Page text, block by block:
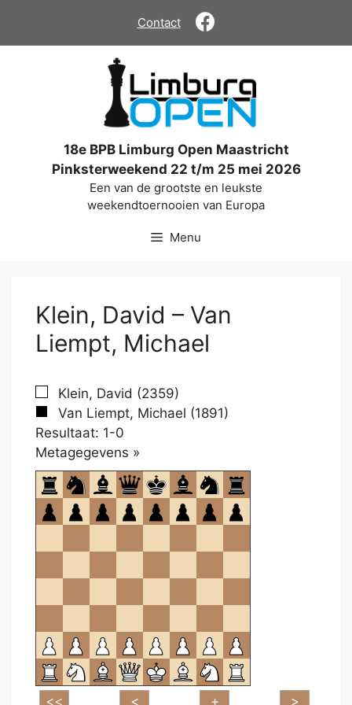
de
Contact
18e BPB Limburg Open Maastricht
Pinksterweekend 22 t/m 25 mei 2026
Een van de grootste en leukste
weekendtoernooien van Europa
Menu
Klein, David – Van
Liempt, Michael
Klein, David (2359)
Van Liempt, Michael (1891)
Resultaat: 1-0
Metagegevens »
om
te
openen.